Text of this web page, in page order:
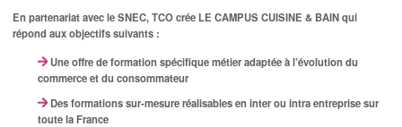
En partenariat avec le SNEC, TCO crée LE CAMPUS CUISINE & BAIN qui
répond aux objectifs suivants :
Une offre de formation spécifique métier adaptée à l’évolution du
commerce et du consommateur
Des formations sur-mesure réalisables en inter ou intra entreprise sur
toute la France